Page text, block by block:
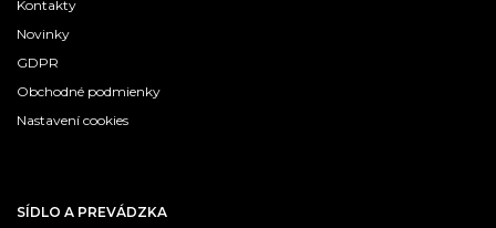
Kontakty
Novinky
GDPR
Obchodné podmienky
Nastavení cookies
SÍDLO A PREVÁDZKA